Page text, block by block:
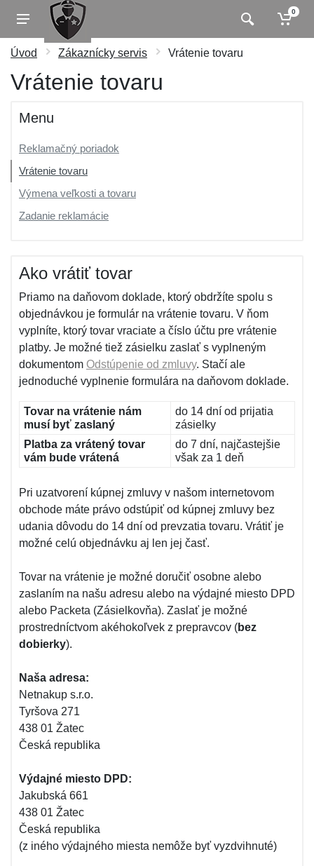
0
Úvod Zákaznícky servis Vrátenie tovaru
Vrátenie tovaru
Menu
Reklamačný poriadok
Vrátenie tovaru
Výmena veľkosti a tovaru
Zadanie reklamácie
Ako vrátiť tovar
Priamo na daňovom doklade, ktorý obdržíte spolu s
objednávkou je formulár na vrátenie tovaru. V ňom
vyplníte, ktorý tovar vraciate a číslo účtu pre vrátenie
platby. Je možné tiež zásielku zaslať s vyplneným
dokumentom Odstúpenie od zmluvy. Stačí ale
jednoduché vyplnenie formulára na daňovom doklade.
Tovar na vrátenie nám
musí byť zaslaný
do 14 dní od prijatia
zásielky
Platba za vrátený tovar
vám bude vrátená
do 7 dní, najčastejšie
však za 1 deň
Pri uzatvorení kúpnej zmluvy v našom internetovom
obchode máte právo odstúpiť od kúpnej zmluvy bez
udania dôvodu do 14 dní od prevzatia tovaru. Vrátiť je
možné celú objednávku aj len jej časť.
Tovar na vrátenie je možné doručiť osobne alebo
zaslaním na našu adresu alebo na výdajné miesto DPD
alebo Packeta (Zásielkovňa). Zaslať je možné
prostredníctvom akéhokoľvek z prepravcov (bez
dobierky).
Naša adresa:
Netnakup s.r.o.
Tyršova 271
438 01 Žatec
Česká republika
Výdajné miesto DPD:
Jakubská 661
438 01 Žatec
Česká republika
(z iného výdajného miesta nemôže byť vyzdvihnuté)